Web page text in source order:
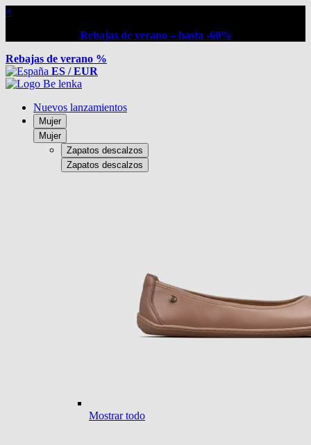
×
Rebajas de verano – hasta -60%
Rebajas de verano %
ES / EUR
Nuevos lanzamientos
Mujer
Mujer
Zapatos descalzos
Zapatos descalzos
Mostrar todo